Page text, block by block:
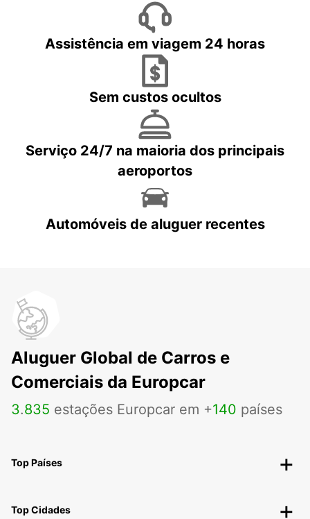
Assistência em viagem 24 horas
Sem custos ocultos
Serviço 24/7 na maioria dos principais
aeroportos
Automóveis de aluguer recentes
Aluguer Global de Carros e
Comerciais da Europcar
3.835 estações Europcar em +140 países
Top Países
Top Cidades